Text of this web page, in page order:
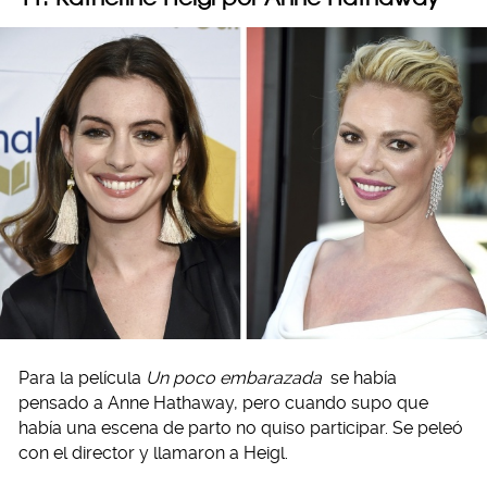
Para la película Un poco embarazada se había
pensado a Anne Hathaway, pero cuando supo que
había una escena de parto no quiso participar. Se peleó
con el director y llamaron a Heigl.